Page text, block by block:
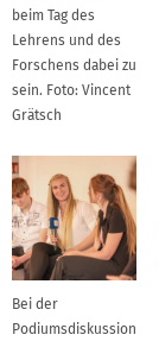
beim Tag des
Lehrens und des
Forschens dabei zu
sein. Foto: Vincent
Grätsch
Bei der
Podiumsdiskussion